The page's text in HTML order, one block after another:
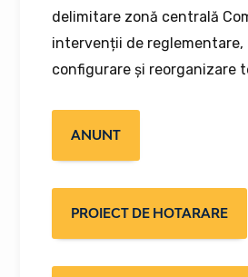
delimitare zonă centrală
intervenții de reglementare,
configurare și reorganizare
ANUNT
PROIECT DE HOTARARE